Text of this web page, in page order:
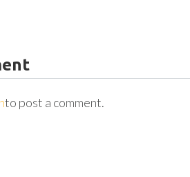
to post a comment.